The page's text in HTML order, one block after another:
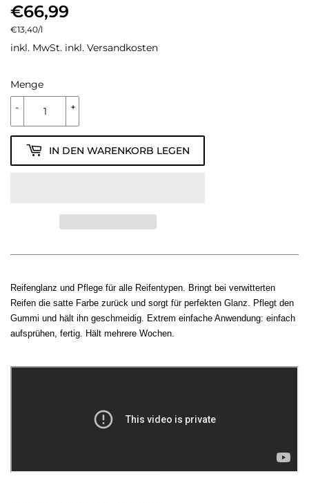
€66,99
Einzelpreis
€13,40/pro
l
inkl. MwSt. inkl. Versandkosten
Menge
+
-
IN DEN WARENKORB LEGEN
Reifenglanz und Pflege für alle Reifentypen. Bringt bei verwitterten
Reifen die satte Farbe zurück und sorgt für perfekten Glanz. Pflegt den
Gummi und hält ihn geschmeidig. Extrem einfache Anwendung: einfach
aufsprühen, fertig. Hält mehrere Wochen.